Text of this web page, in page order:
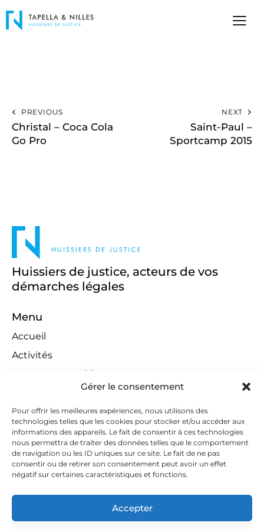
Gérer le consentement
Pour offrir les meilleures expériences, nous utilisons des
technologies telles que les cookies pour stocker et/ou accéder aux
informations des appareils. Le fait de consentir à ces technologies
nous permettra de traiter des données telles que le comportement
de navigation ou les ID uniques sur ce site. Le fait de ne pas
consentir ou de retirer son consentement peut avoir un effet
négatif sur certaines caractéristiques et fonctions.
Accepter
PREVIOUS
Christal – Coca Cola
Go Pro
NEXT
Saint-Paul –
Sportcamp 2015
Huissiers de justice, acteurs de vos
démarches légales
Menu
Accueil
Activités
Ventes aux enchères
Compétences territoriales
Jeux concours
Liens
Contact
Contactez-nous